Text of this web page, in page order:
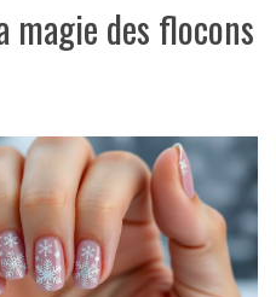
magie des flocons